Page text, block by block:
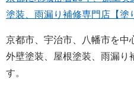
塗装、雨漏り補修専門店【塗
京都市、宇治市、八幡市を中
外壁塗装、屋根塗装、雨漏り
す。